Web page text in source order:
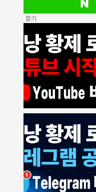
비밀번호 찾기